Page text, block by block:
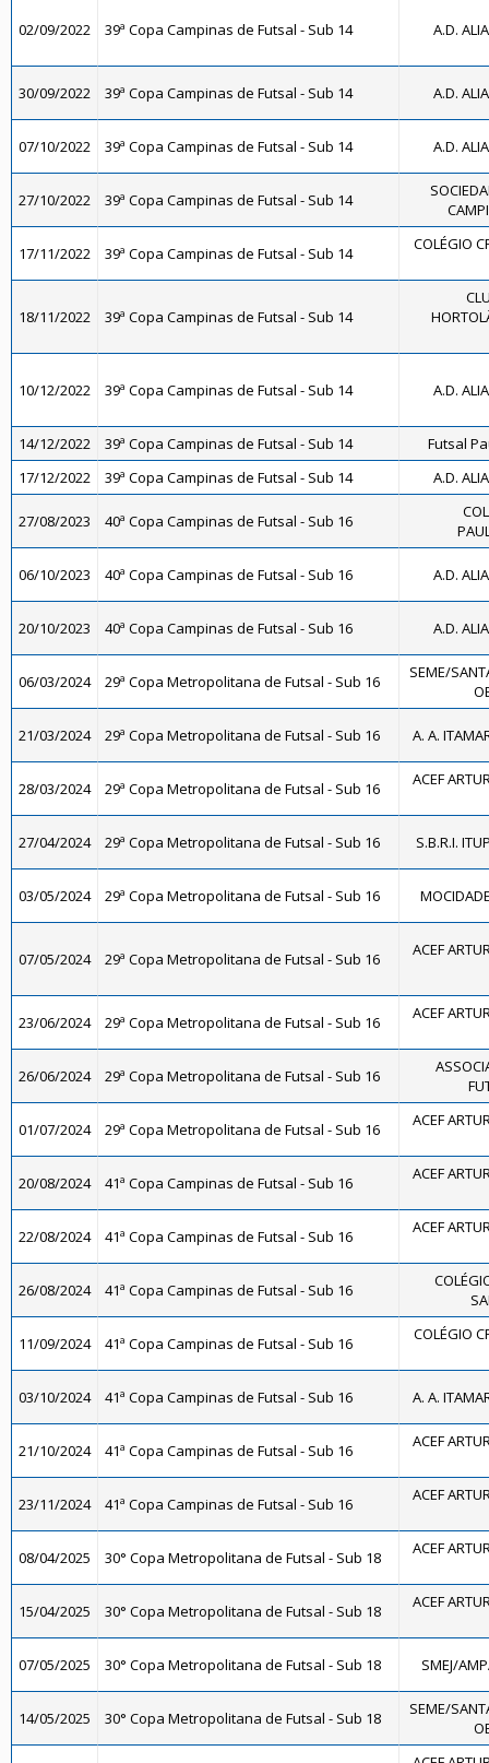
02/09/2022 39ª Copa Campinas de Futsal - Sub 14 A.D.
30/09/2022 39ª Copa Campinas de Futsal - Sub 14 A.D.
07/10/2022 39ª Copa Campinas de Futsal - Sub 14 A.D.
27/10/2022 39ª Copa Campinas de Futsal - Sub 14
17/11/2022 39ª Copa Campinas de Futsal - Sub 14 COLÉGIO
18/11/2022 39ª Copa Campinas de Futsal - Sub 14
10/12/2022 39ª Copa Campinas de Futsal - Sub 14 A.D.
14/12/2022 39ª Copa Campinas de Futsal - Sub 14
Futsal
17/12/2022
39ª Copa Campinas de Futsal - Sub 14 A.D.
27/08/2023 40ª Copa Campinas de Futsal - Sub 16
06/10/2023 40ª Copa Campinas de Futsal - Sub 16 A.D.
20/10/2023 40ª Copa Campinas de Futsal - Sub 16 A.D.
06/03/2024 29ª Copa Metropolitana de Futsal - Sub 16
SEME/
21/03/2024 29ª Copa Metropolitana de Futsal - Sub 16 A. A.
28/03/2024 29ª Copa Metropolitana de Futsal - Sub 16 ACEF
27/04/2024 29ª Copa Metropolitana de Futsal - Sub 16 S.B.R.I.
03/05/2024 29ª Copa Metropolitana de Futsal - Sub 16
07/05/2024 29ª Copa Metropolitana de Futsal - Sub 16 ACEF
23/06/2024 29ª Copa Metropolitana de Futsal - Sub 16 ACEF
26/06/2024 29ª Copa Metropolitana de Futsal - Sub 16
01/07/2024 29ª Copa Metropolitana de Futsal - Sub 16 ACEF
20/08/2024 41ª Copa Campinas de Futsal - Sub 16 ACEF
22/08/2024 41ª Copa Campinas de Futsal - Sub 16 ACEF
26/08/2024 41ª Copa Campinas de Futsal - Sub 16
11/09/2024 41ª Copa Campinas de Futsal - Sub 16 COLÉGIO
03/10/2024 41ª Copa Campinas de Futsal - Sub 16 A. A.
21/10/2024 41ª Copa Campinas de Futsal - Sub 16 ACEF
23/11/2024 41ª Copa Campinas de Futsal - Sub 16 ACEF
08/04/2025 30° Copa Metropolitana de Futsal - Sub 18 ACEF
15/04/2025 30° Copa Metropolitana de Futsal - Sub 18 ACEF
07/05/2025 30° Copa Metropolitana de Futsal - Sub 18 SMEJ/
14/05/2025 30° Copa Metropolitana de Futsal - Sub 18
SEME/